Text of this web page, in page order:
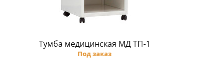
Тумба медицинская МД ТП-1
Под заказ